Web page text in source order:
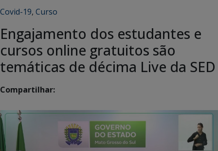
Covid-19, Curso
Engajamento dos estudantes e
cursos online gratuitos são
temáticas de décima Live da SED
Compartilhar: